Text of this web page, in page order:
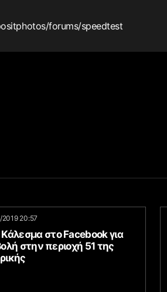
/forums/speedtest
20:57
Κάλεσμα στο Facebook για
στην περιοχή 51 της